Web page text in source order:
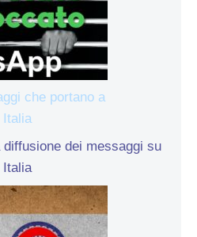
che portano a
dei messaggi su
Italia